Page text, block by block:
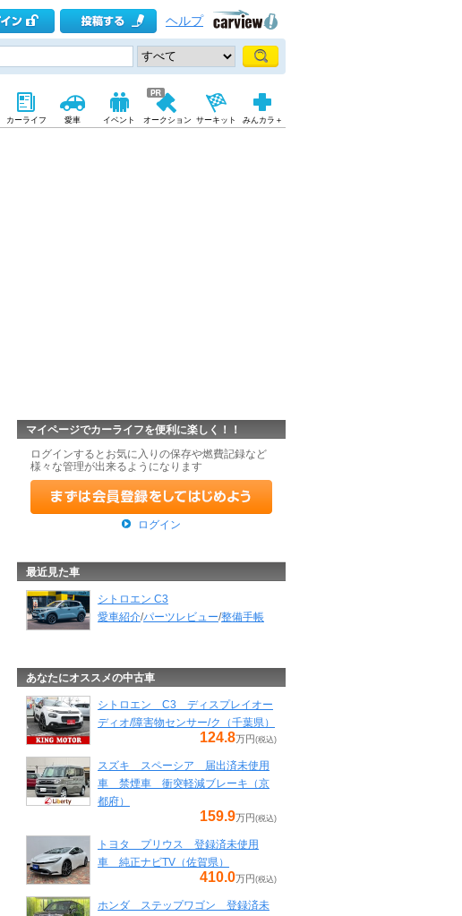
ヘルプ
カーライフ 愛車 イベント オークション サーキット みんカラ＋
マイページでカーライフを便利に楽しく！！
ログインするとお気に入りの保存や燃費記録など
様々な管理が出来るようになります
ログイン
最近見た車
シトロエン C3
愛車紹介/パーツレビュー/整備手帳
あなたにオススメの中古車
シトロエン C3 ディスプレイオー
ディオ/障害物センサー/ク（千葉県）
124.8万円 (税込)
スズキ スペーシア 届出済未使用
車 禁煙車 衝突軽減ブレーキ（京
都府）
159.9万円 (税込)
トヨタ プリウス 登録済未使用
車 純正ナビTV（佐賀県）
410.0万円 (税込)
ホンダ ステップワゴン 登録済未